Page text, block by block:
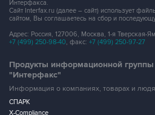
Интерфакса.
Сайт Interfax.ru (далее – сайт) использует
сайтом, Вы соглашаетесь на сбор и
Адрес: Россия, 127006, Москва, 1-я Тверская-
+7 (499) 250-98-40, факс: +7 (499) 250-97-27
Продукты информационной группы
"Интерфакс"
Информация о компаниях, товарах и
СПАРК
X-Compliance